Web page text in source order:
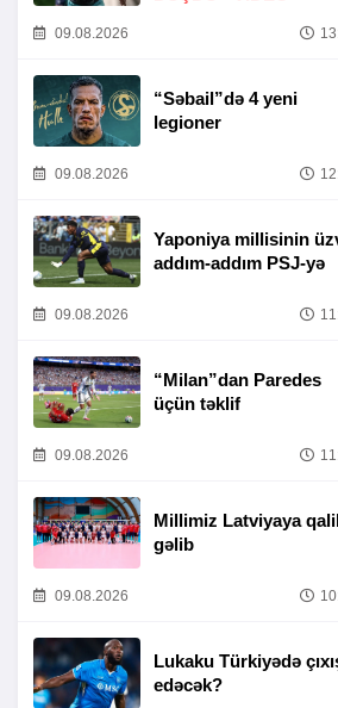
09.08.2026
“Səbail”də 4 yeni
legioner
09.08.2026
Yaponiya millisinin
addım-addım PSJ-yə
09.08.2026
“Milan”dan Paredes
üçün təklif
09.08.2026
Millimiz Latviyaya
gəlib
09.08.2026
Lukaku Türkiyədə
edəcək?